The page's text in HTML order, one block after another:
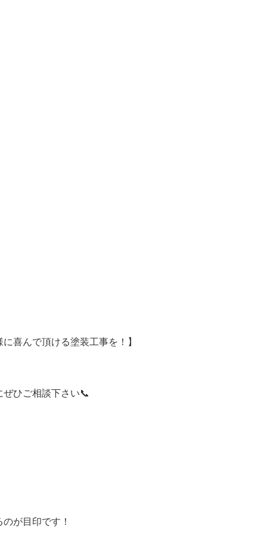
喜んで頂ける塗装工事を！】
ぜひご相談下さい📞
が目印です！